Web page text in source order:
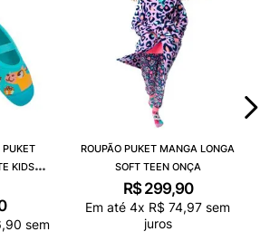
KIDS
,90 sem
ROUPÃO PUKET MANGA LONGA
SOFT TEEN ONÇA
R$ 299,90
Em até 4x R$ 74,97 sem
juros